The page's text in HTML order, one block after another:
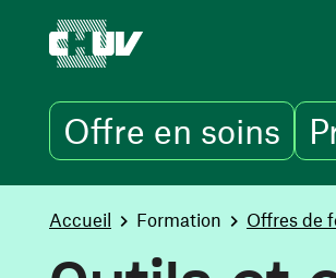
Offre en soins
You are here:
Accueil Formation Offres de